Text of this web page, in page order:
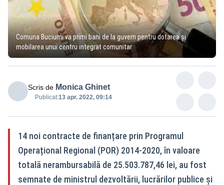
Comuna Buciumi va primi bani de la guvern pentru dotarea și
mobilarea unui centru integrat comunitar
Scris de Monica Ghinet
Publicat:13 apr. 2022, 09:14
14 noi contracte de finanțare prin Programul
Operațional Regional (POR) 2014-2020, în valoare
totală nerambursabilă de 25.503.787,46 lei, au fost
semnate de ministrul dezvoltării, lucrărilor publice și